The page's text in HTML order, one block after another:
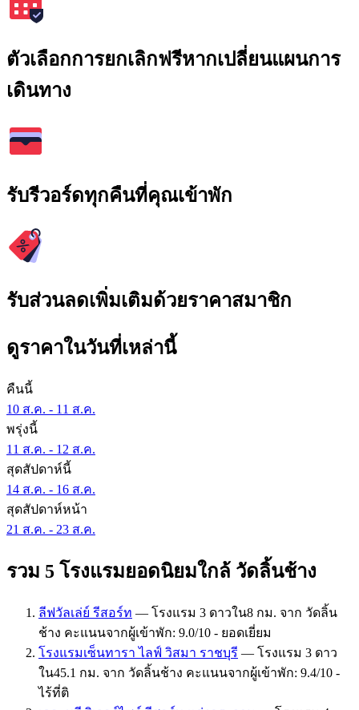
ตัวเลือกการยกเลิกฟรีหากเปลี่ยนแผนการ
เดินทาง
รับรีวอร์ดทุกคืนที่คุณเข้าพัก
รับส่วนลดเพิ่มเติมด้วยราคาสมาชิก
ดูราคาในวันที่เหล่านี้
คืนนี้
10 ส.ค. - 11 ส.ค.
พรุ่งนี้
11 ส.ค. - 12 ส.ค.
สุดสัปดาห์นี้
14 ส.ค. - 16 ส.ค.
สุดสัปดาห์หน้า
21 ส.ค. - 23 ส.ค.
รวม 5 โรงแรมยอดนิยมใกล้ วัดลิ้นช้าง
ลีฟวัลเล่ย์ รีสอร์ท — โรงแรม 3 ดาวใน8 กม. จาก วัดลิ้น
ช้าง คะแนนจากผู้เข้าพัก: 9.0/10 - ยอดเยี่ยม
โรงแรมเซ็นทารา ไลฟ์ วิสมา ราชบุรี — โรงแรม 3 ดาว
ใน45.1 กม. จาก วัดลิ้นช้าง คะแนนจากผู้เข้าพัก: 9.4/10 -
ไร้ที่ติ